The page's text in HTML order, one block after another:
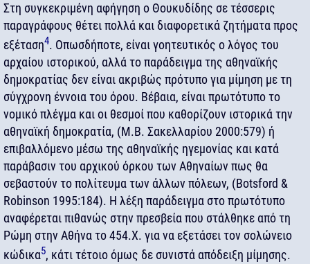
Στη συγκεκριμένη αφήγηση ο Θουκυδίδης σε τέσσερις
παραγράφους θέτει πολλά και διαφορετικά ζητήματα προς
εξέταση4. Οπωσδήποτε, είναι γοητευτικός ο λόγος του
αρχαίου ιστορικού, αλλά το παράδειγμα της αθηναϊκής
δημοκρατίας δεν είναι ακριβώς πρότυπο για μίμηση με τη
σύγχρονη έννοια του όρου. Βέβαια, είναι πρωτότυπο το
νομικό πλέγμα και οι θεσμοί που καθορίζουν ιστορικά την
αθηναϊκή δημοκρατία, (Μ.Β. Σακελλαρίου 2000:579) ή
επιβαλλόμενο μέσω της αθηναϊκής ηγεμονίας και κατά
παράβασιν του αρχικού όρκου των Αθηναίων πως θα
σεβαστούν το πολίτευμα των άλλων πόλεων, (Βotsford &
Robinson 1995:184). Η λέξη παράδειγμα στο πρωτότυπο
αναφέρεται πιθανώς στην πρεσβεία που στάλθηκε από τη
Ρώμη στην Αθήνα το 454.Χ. για να εξετάσει τον σολώνειο
κώδικα5, κάτι τέτοιο όμως δε συνιστά απόδειξη μίμησης.